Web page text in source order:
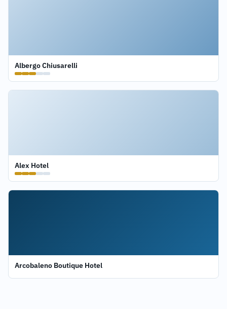
Albergo Chiusarelli
Alex Hotel
Arcobaleno Boutique Hotel